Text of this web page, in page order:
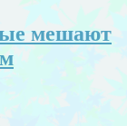
мешают